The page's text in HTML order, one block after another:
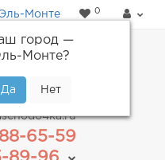
Монте
город —
Монте?
0
9.00 до 18.00
65-59